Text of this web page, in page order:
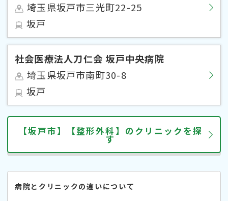
埼玉県坂戸市三光町22-25
坂戸
社会医療法人刀仁会 坂戸中央病院
埼玉県坂戸市南町30-8
坂戸
【坂戸市】【整形外科】のクリニックを探
す
病院とクリニックの違いについて